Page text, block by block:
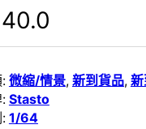
微縮/情景, 新到貨品,
Stasto
1/64